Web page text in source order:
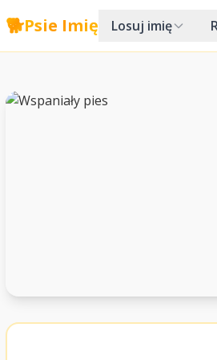
🐕Psie Imię Losuj imię